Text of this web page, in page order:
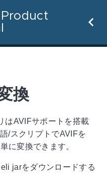
Product
換
はAVIFサポートを搭載
/スクリプトでAVIFを
に変換できます。
jarをダウンロードする